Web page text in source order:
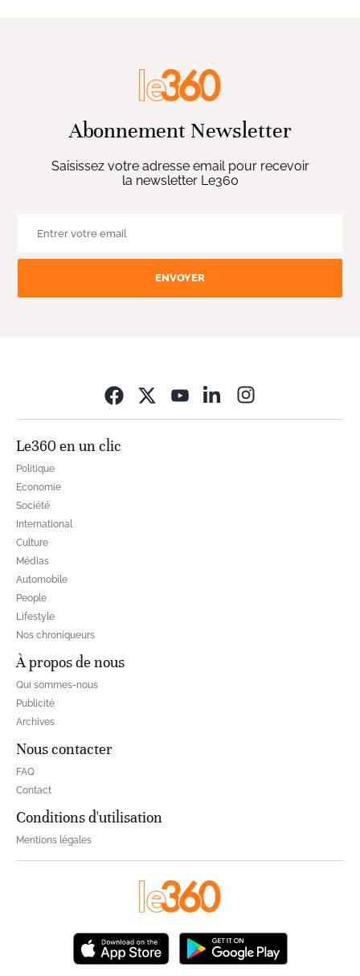
Abonnement Newsletter
Saisissez votre adresse email pour recevoir
la newsletter Le360
ENVOYER
Le360 en un clic
Politique
Economie
Société
International
Culture
Médias
Automobile
People
Lifestyle
Nos chroniqueurs
À propos de nous
Qui sommes-nous
Publicité
Archives
Nous contacter
FAQ
Contact
Conditions d'utilisation
Mentions légales